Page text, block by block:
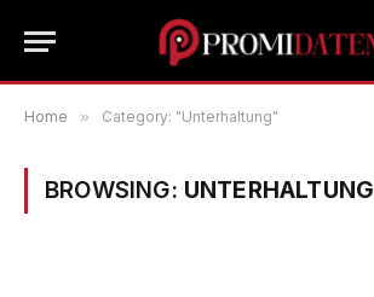
Home » Category: "Unterhaltung"
BROWSING: UNTERHALTUNG